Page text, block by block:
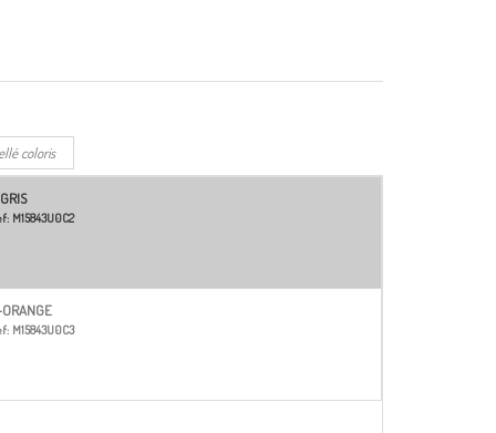
M15843U0C2
M15843U0C3